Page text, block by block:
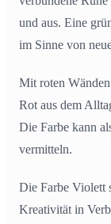
und aus. Eine
im Sinne von
Mit roten
Rot aus dem
Die Farbe kann
vermitteln.
Die Farbe Violett
Kreativität in